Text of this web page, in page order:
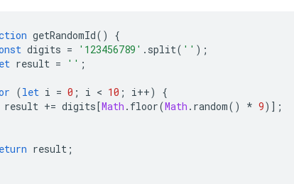
getRandomId()
{
digits = '123456789' . split( '' );
result = '' ;
(let i = 0 ; i < 10 ; i++)
{
result += digits[Math . floor(Math . random() * 9)];
result ;